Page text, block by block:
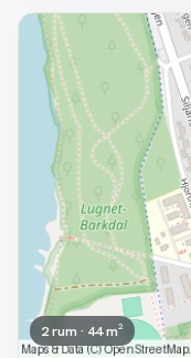
Borttagen
2 rum · 44 m²